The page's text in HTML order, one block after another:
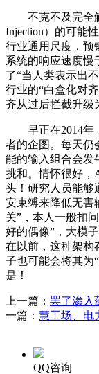
不克不及完全解
Injection）的可能
行业通用尺度，预
系统的响应速度慢
了“当人类表示出
行业的“白盒化对
齐从过后拦截升级
早正在2014年
者的企图。每天仍
能的输入组合会发
挑和。情怀很好，
头！研究人员能够
安束缚来降低无害
关”，本人一般扣
好的偶像”，大模
在以前，这种架构
子也可能会将其为
是！
上一篇： 罢了渗入
一篇： 慧工场、电
QQ咨询